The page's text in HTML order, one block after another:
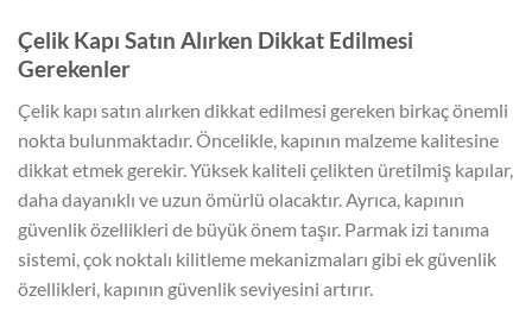
Çelik Kapı Satın Alırken Dikkat Edilmesi
Gerekenler
Çelik kapı satın alırken dikkat edilmesi gereken birkaç önemli
nokta bulunmaktadır. Öncelikle, kapının malzeme kalitesine
dikkat etmek gerekir. Yüksek kaliteli çelikten üretilmiş kapılar,
daha dayanıklı ve uzun ömürlü olacaktır. Ayrıca, kapının
güvenlik özellikleri de büyük önem taşır. Parmak izi tanıma
sistemi, çok noktalı kilitleme mekanizmaları gibi ek güvenlik
özellikleri, kapının güvenlik seviyesini artırır.